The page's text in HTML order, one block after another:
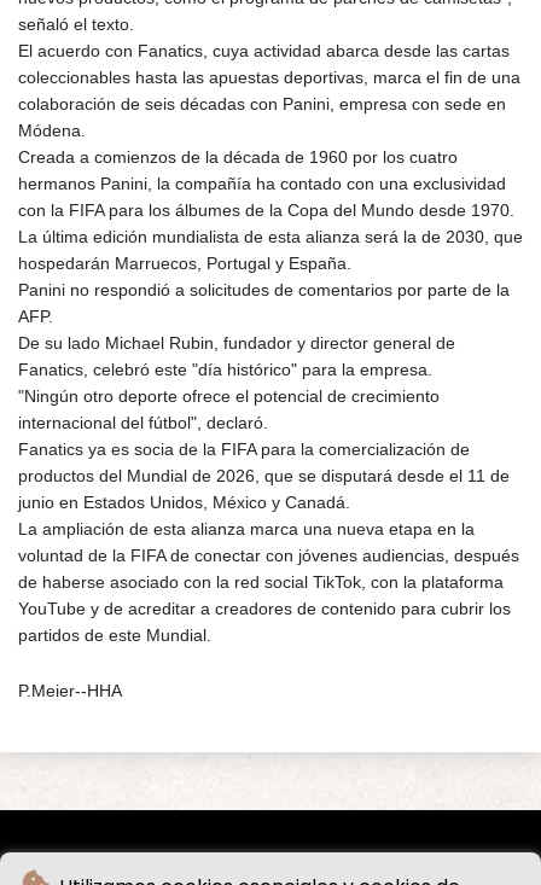
señaló el texto.
El acuerdo con Fanatics, cuya actividad abarca desde las cartas
coleccionables hasta las apuestas deportivas, marca el fin de una
colaboración de seis décadas con Panini, empresa con sede en
Módena.
Creada a comienzos de la década de 1960 por los cuatro
hermanos Panini, la compañía ha contado con una exclusividad
con la FIFA para los álbumes de la Copa del Mundo desde 1970.
La última edición mundialista de esta alianza será la de 2030, que
hospedarán Marruecos, Portugal y España.
Panini no respondió a solicitudes de comentarios por parte de la
AFP.
De su lado Michael Rubin, fundador y director general de
Fanatics, celebró este "día histórico" para la empresa.
"Ningún otro deporte ofrece el potencial de crecimiento
internacional del fútbol", declaró.
Fanatics ya es socia de la FIFA para la comercialización de
productos del Mundial de 2026, que se disputará desde el 11 de
junio en Estados Unidos, México y Canadá.
La ampliación de esta alianza marca una nueva etapa en la
voluntad de la FIFA de conectar con jóvenes audiencias, después
de haberse asociado con la red social TikTok, con la plataforma
YouTube y de acreditar a creadores de contenido para cubrir los
partidos de este Mundial.
P.Meier--HHA